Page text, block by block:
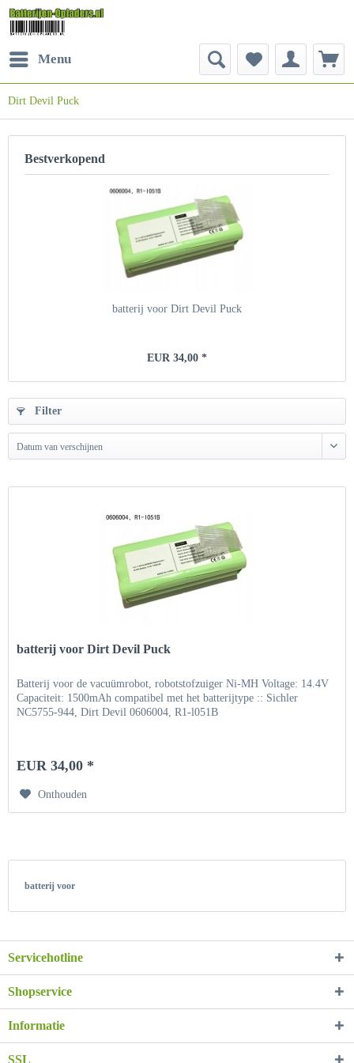
Menu
Dirt Devil Puck
Bestverkopend
batterij voor Dirt Devil Puck
EUR 34,00 *
Filter
Datum van verschijnen
batterij voor Dirt Devil Puck
Batterij voor de vacuümrobot, robotstofzuiger Ni-MH Voltage: 14.4V
Capaciteit: 1500mAh compatibel met het batterijtype :: Sichler
NC5755-944, Dirt Devil 0606004, R1-l051B
EUR 34,00 *
Onthouden
batterij voor
Servicehotline
Shopservice
Informatie
SSL